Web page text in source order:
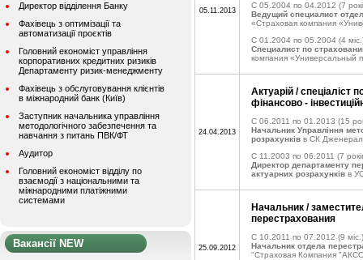
Директор відділення Банку
Фахівець з оптимізації та
автоматизації проєктів
Головний економіст управління
корпоративних кредитних ризиків
Департаменту ризик-менеджменту
Фахівець з обслуговування клієнтів
в міжнародний банк (Київ)
Заступник начальника управління
методологічного забезпечення та
навчання з питань ПВК/ФТ
Аудитор
Головний економіст відділу по
взаємодії з національними та
міжнародними платіжними
системами
Вакансії NEW
05.11.2013
C 05.2004 по 04.2012 (7
Ведущий специалист
«Страховая компания
C 01.2004 по 05.2004 (4
Специалист по
компания «Универсальный
24.04.2013
Актуарій / спеціаліст
фінансово -
C 06.2011 по 01.2013 (15
Начальник Управління
розрахунків в СК
C 11.2003 по 06.2011 (7
Директор департаменту
актуарних розрахунків в
25.09.2012
Начальник /
перестрахования
C 10.2011 по 07.2012 (9 міс.)
Начальник отдела
"Страховая Компания